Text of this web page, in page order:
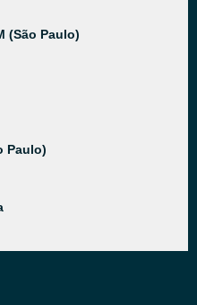
(São Paulo)
Paulo)